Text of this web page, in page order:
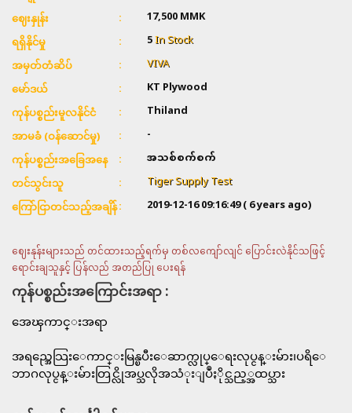
ဈေးနှုန်း 17,500MMK
ရရှိနိုင်မှု 5In Stock
အမှတ်တံဆိပ် VIVA
မော်ဒယ် KT Plywood
ကုန်ပစ္စည်းမူလနိုင်ငံ Thiland
အာမခံ (ဝန်ဆောင်မှု) -
ကုန်ပစ္စည်းအခြေအနေ အသစ်စက်စက်
တင်သွင်းသူ Tiger Supply Test
ကြော်ငြာတင်သည့်အချိန် 2019-12-16 09:16:49( 6 years ago)
ဈေးနုန်းများသည် တင်ထားသည့်ရက်မှ တစ်လကျော်လျင် ပြောင်းလဲနိုင်သဖြင့်
ရောင်းချသူနှင့် ပြန်လည် အတည်ပြု ပေးရန်
ကုန်ပစ္စည်းအကြောင်းအရာ :
အေၾကာင္းအရာ
အရည္အေသြးေကာင္းမြန္ၿပီးေဆာက္လုပ္ေရးလုပ္ငန္းမ်ား၊ပရိေ
ဘာဂလုပ္ငန္းမ်ားတြင္လိုအပ္သလိုအသံုးျပဳႏိုင္သည့္အထပ္သား